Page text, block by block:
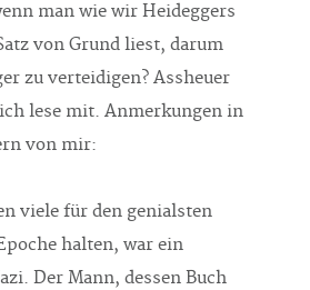
man wie wir Heideggers
von Grund liest, darum
zu verteidigen? Assheuer
lese mit. Anmerkungen in
von mir:
viele für den genialsten
halten, war ein
Der Mann, dessen Buch